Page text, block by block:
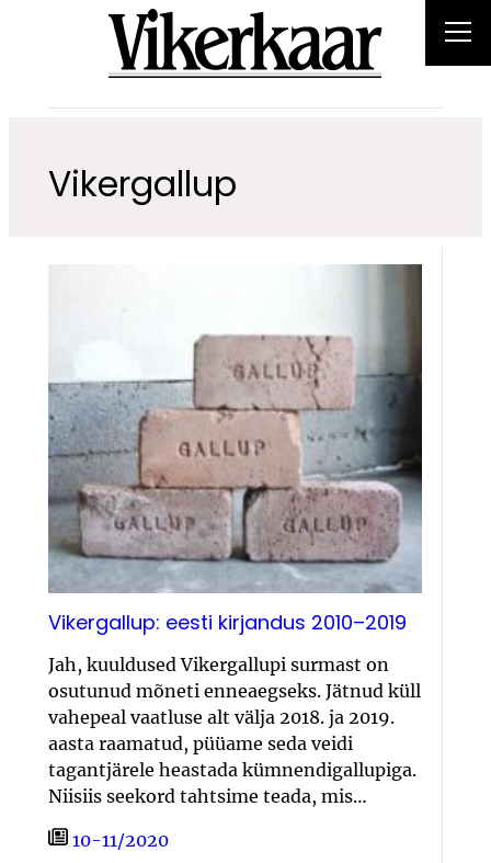
Vikergallup
Vikergallup: eesti kirjandus 2010–2019
Jah, kuuldused Vikergallupi surmast on
osutunud mõneti enneaegseks. Jätnud küll
vahepeal vaatluse alt välja 2018. ja 2019.
aasta raamatud, püüame seda veidi
tagantjärele heastada kümnendigallupiga.
Niisiis seekord tahtsime teada, mis…
10-11/2020